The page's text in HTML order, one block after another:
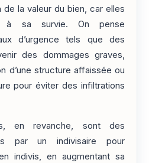
la valeur du bien, car elles
à sa survie. On pense
d’urgence tels que des
des dommages graves,
d’une structure affaissée ou
pour éviter des infiltrations
en revanche, sont des
par un indivisaire pour
indivis, en augmentant sa